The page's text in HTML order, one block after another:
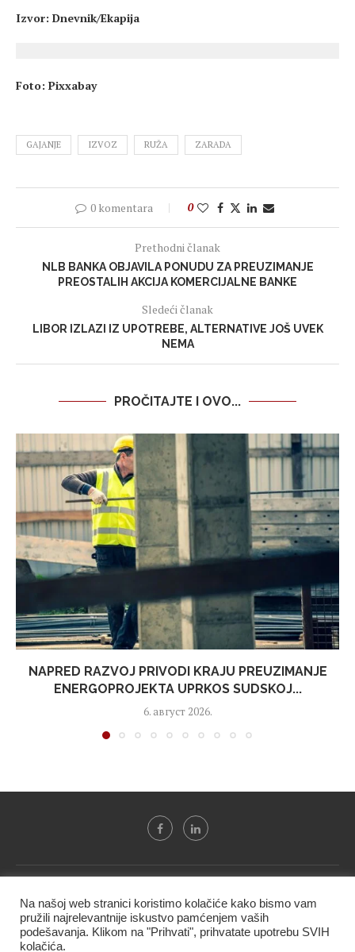
Izvor: Dnevnik/Ekapija
Foto: Pixxabay
GAJANJE IZVOZ RUŽA ZARADA
0 komentara 0
Prethodni članak
NLB BANKA OBJAVILA PONUDU ZA PREUZIMANJE
PREOSTALIH AKCIJA KOMERCIJALNE BANKE
Sledeći članak
LIBOR IZLAZI IZ UPOTREBE, ALTERNATIVE JOŠ UVEK
NEMA
PROČITAJTE I OVO...
NAPRED RAZVOJ PRIVODI KRAJU PREUZIMANJE
ENERGOPROJEKTA UPRKOS SUDSKOJ...
6. август 2026.
BIF PRESS doo" i ne smeju se presnositi niti koristiti, delimično
ni u celosti, bez izričite dozvole kompanije.
Na našoj web stranici koristimo kolačiće kako bismo vam
pružili najrelevantnije iskustvo pamćenjem vaših
podešavanja. Klikom na "Prihvati", prihvatate upotrebu SVIH
kolačića.